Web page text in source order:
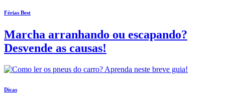
Férias Best
Marcha arranhando ou escapando?
Desvende as causas!
Dicas